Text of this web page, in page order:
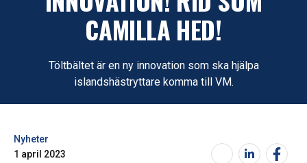
CAMILLA HED!
Töltbältet är en ny innovation som ska hjälpa
islandshästryttare komma till VM.
Nyheter
1 april 2023